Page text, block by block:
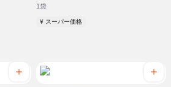
1袋
¥ スーパー価格